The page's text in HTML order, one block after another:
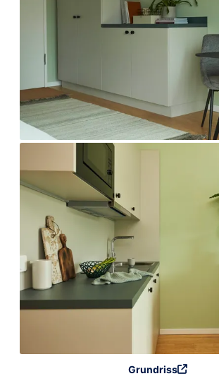
Grundriss